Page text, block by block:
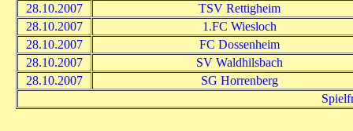
28.10.2007
TSV Rettigheim
28.10.2007
1.FC Wiesloch
28.10.2007
FC Dossenheim
28.10.2007
SV Waldhilsbach
28.10.2007
SG Horrenberg